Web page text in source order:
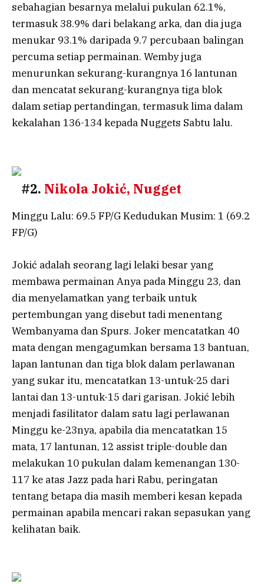
sebahagian besarnya melalui pukulan 62.1%,
termasuk 38.9% dari belakang arka, dan dia juga
menukar 93.1% daripada 9.7 percubaan balingan
percuma setiap permainan. Wemby juga
menurunkan sekurang-kurangnya 16 lantunan
dan mencatat sekurang-kurangnya tiga blok
dalam setiap pertandingan, termasuk lima dalam
kekalahan 136-134 kepada Nuggets Sabtu lalu.
#2. Nikola Jokić, Nugget
Minggu Lalu: 69.5 FP/G Kedudukan Musim: 1 (69.2
FP/G)
Jokić adalah seorang lagi lelaki besar yang
membawa permainan Anya pada Minggu 23, dan
dia menyelamatkan yang terbaik untuk
pertembungan yang disebut tadi menentang
Wembanyama dan Spurs. Joker mencatatkan 40
mata dengan mengagumkan bersama 13 bantuan,
lapan lantunan dan tiga blok dalam perlawanan
yang sukar itu, mencatatkan 13-untuk-25 dari
lantai dan 13-untuk-15 dari garisan. Jokić lebih
menjadi fasilitator dalam satu lagi perlawanan
Minggu ke-23nya, apabila dia mencatatkan 15
mata, 17 lantunan, 12 assist triple-double dan
melakukan 10 pukulan dalam kemenangan 130-
117 ke atas Jazz pada hari Rabu, peringatan
tentang betapa dia masih memberi kesan kepada
permainan apabila mencari rakan sepasukan yang
kelihatan baik.